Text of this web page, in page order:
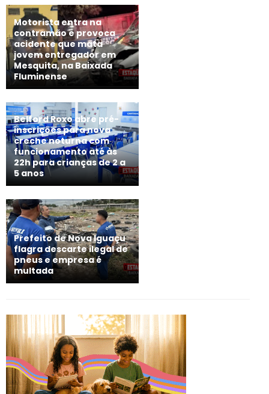
Motorista entra na
contramão e provoca
acidente que mata
jovem entregador em
Mesquita, na Baixada
Fluminense
Belford Roxo abre pré-
inscrições para nova
creche noturna com
funcionamento até às
22h para crianças de 2 a
5 anos
Prefeito de Nova Iguaçu
flagra descarte ilegal de
pneus e empresa é
multada